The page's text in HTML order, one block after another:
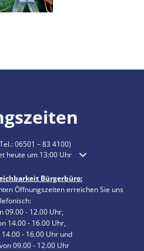
06501 – 83 4100)
Öffnungs- oder Schließzeiten
heute um 13:00 Uhr
Bürgerbüro:
Öffnungszeiten erreichen Sie uns
09.00 - 12.00 Uhr,
14.00 - 16.00 Uhr,
- 16.00 Uhr und
09.00 - 12.00 Uhr